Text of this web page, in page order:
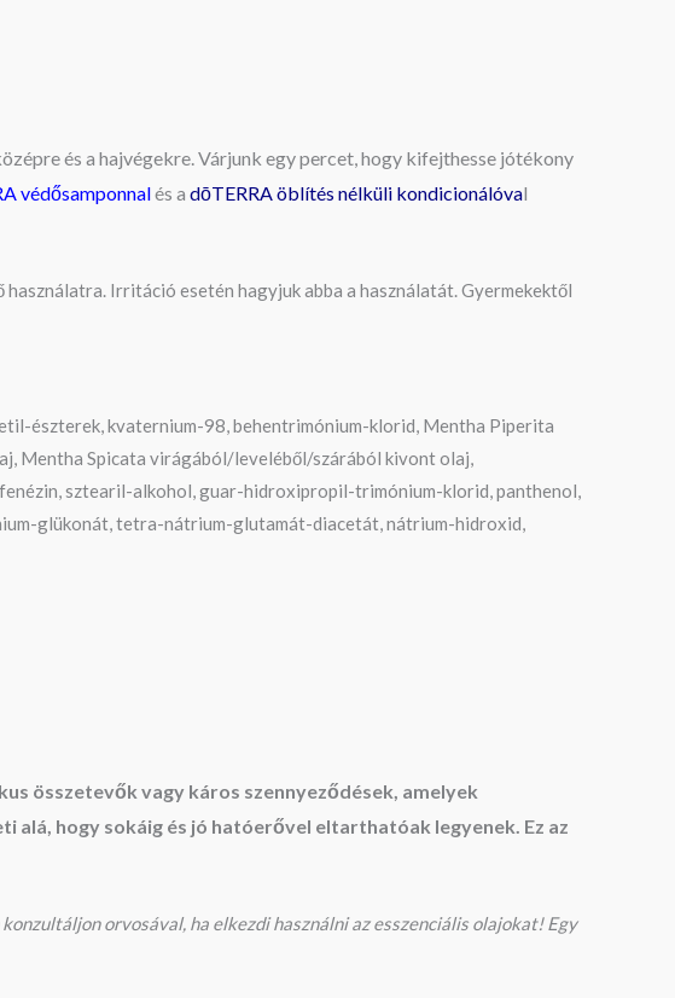
és a hajvégekre. Várjunk egy percet, hogy kifejthesse jótékony
védősamponnalés a dōTERRA öblítés nélküli kondicionálóval
használatra. Irritáció esetén hagyjuk abba a használatát. Gyermekektől
észterek, kvaternium-98, behentrimónium-klorid, Mentha Piperita
Mentha Spicata virágából/leveléből/szárából kivont olaj,
sztearil-alkohol, guar-hidroxipropil-trimónium-klorid, panthenol,
glükonát, tetra-nátrium-glutamát-diacetát, nátrium-hidroxid,
összetevők vagy káros szennyeződések, amelyek
alá, hogy sokáig és jó hatóerővel eltarthatóak legyenek. Ez az
orvosával, ha elkezdi használni az esszenciális olajokat! Egy